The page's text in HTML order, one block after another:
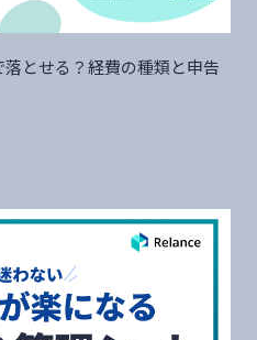
とせる？経費の種類と申告